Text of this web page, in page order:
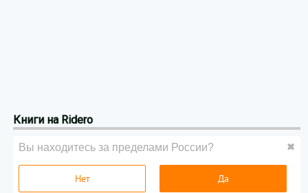
Книги на Ridero